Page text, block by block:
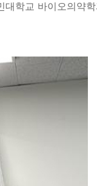
대학교 바이오의약